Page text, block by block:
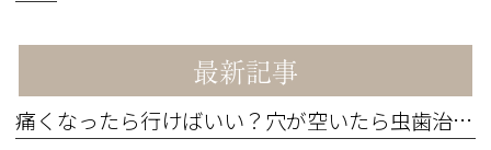
最新記事
痛くなったら行けばいい？穴が空いたら虫歯治療？